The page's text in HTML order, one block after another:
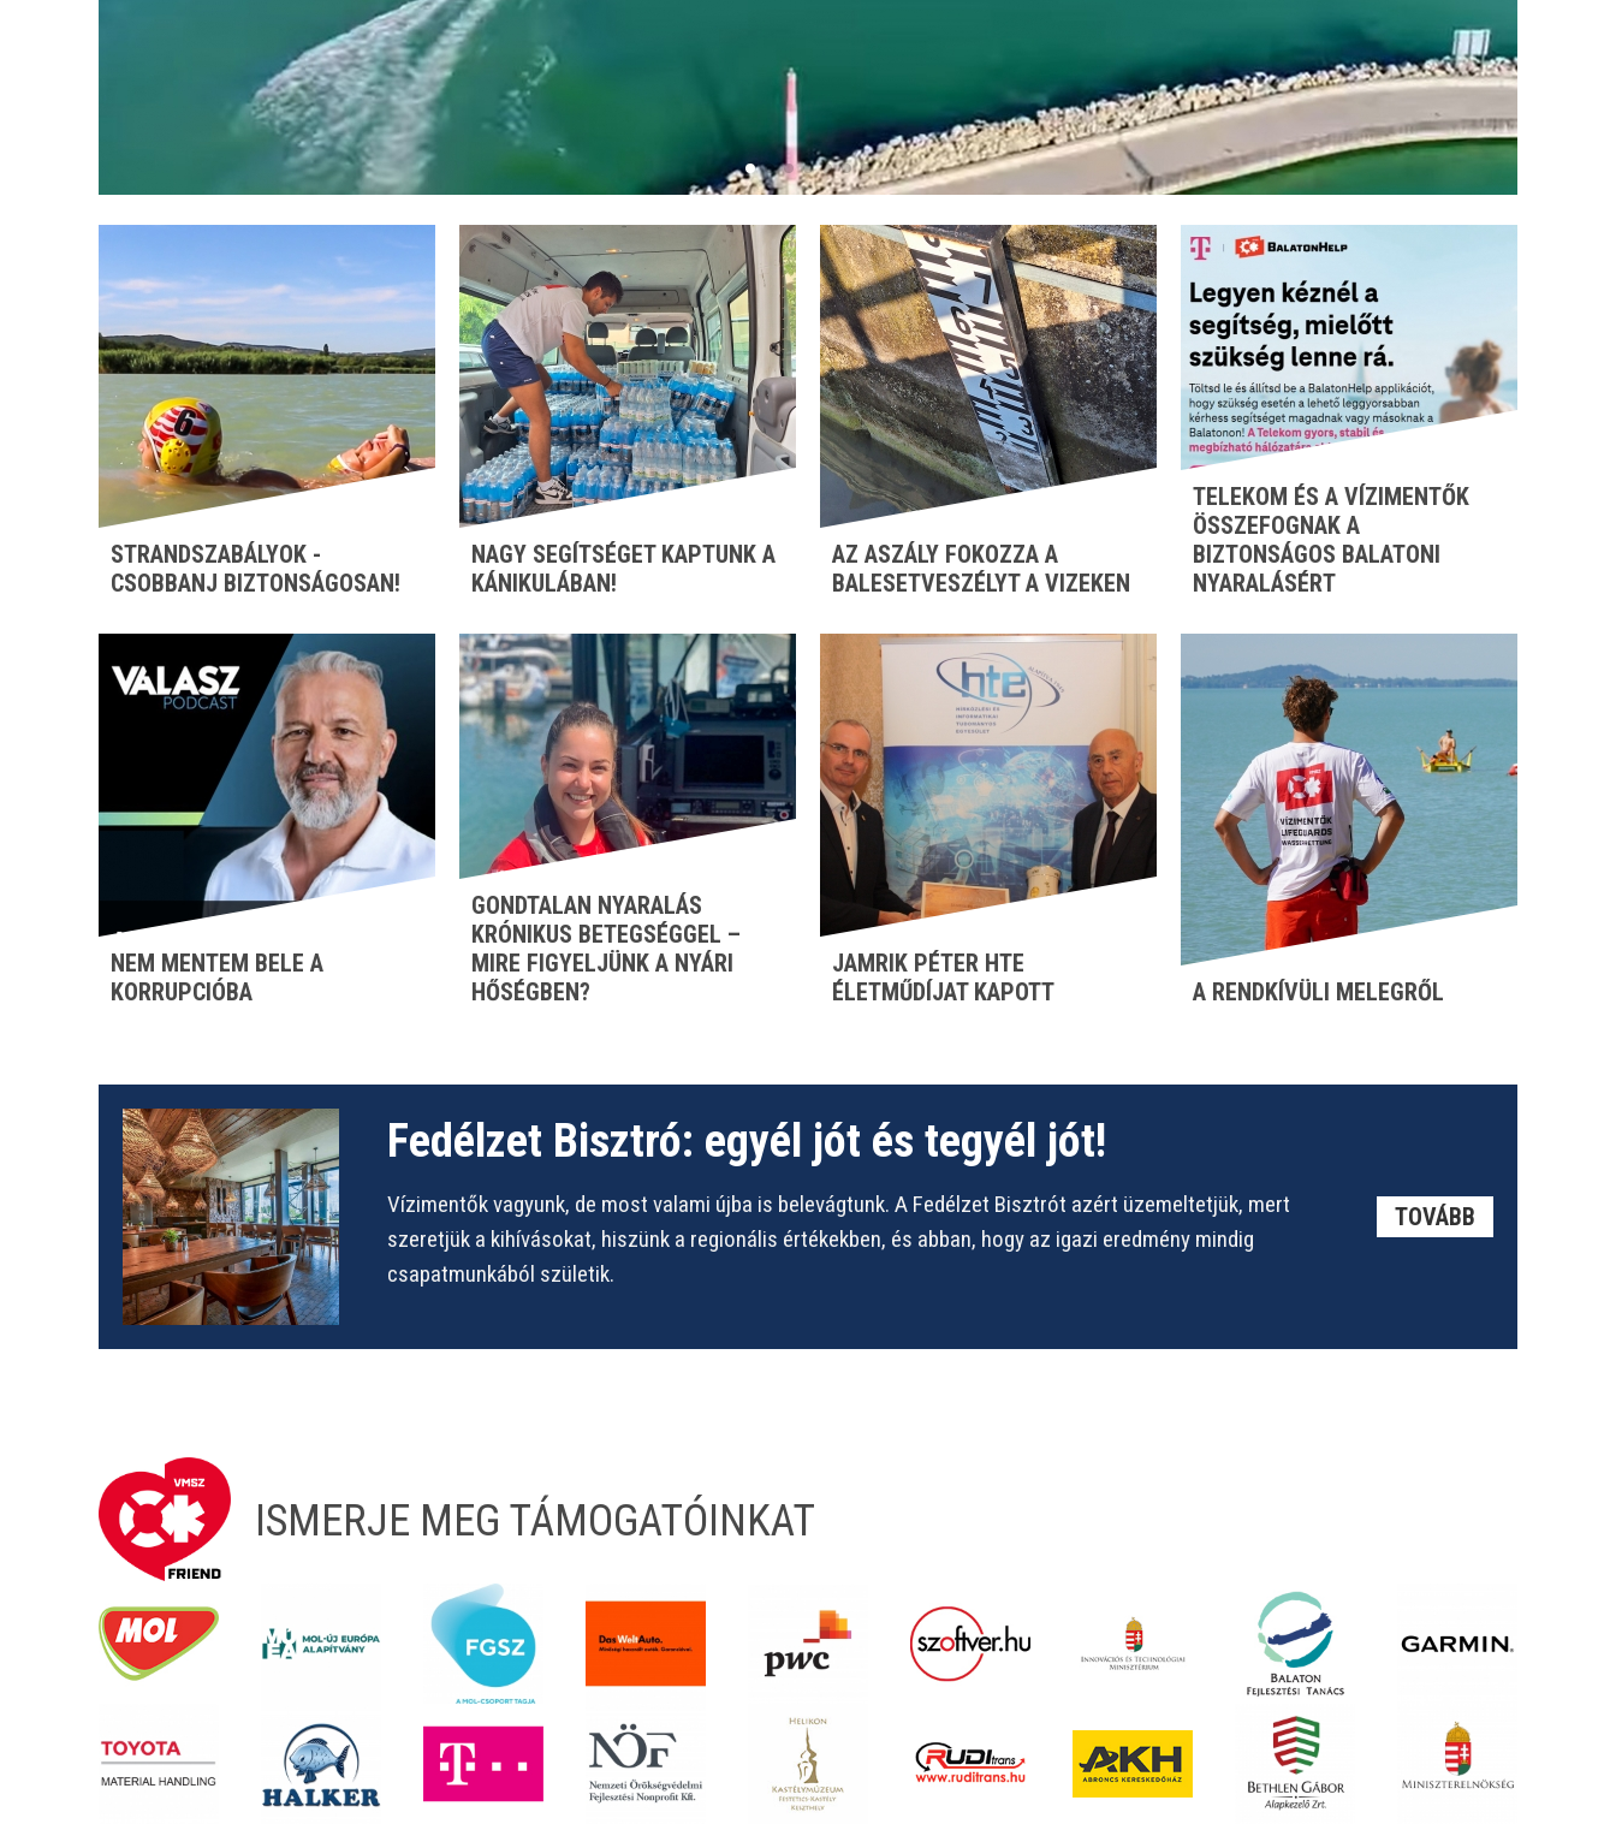
STRANDSZABÁLYOK -
CSOBBANJ BIZTONSÁGOSAN!
NAGY SEGÍTSÉGET KAPTUNK A
KÁNIKULÁBAN!
AZ ASZÁLY FOKOZZA A
BALESETVESZÉLYT A VIZEKEN
TELEKOM ÉS A VÍZIMENTŐK
ÖSSZEFOGNAK A
BIZTONSÁGOS BALATONI
NYARALÁSÉRT
NEM MENTEM BELE A
KORRUPCIÓBA
GONDTALAN NYARALÁS
KRÓNIKUS BETEGSÉGGEL –
MIRE FIGYELJÜNK A NYÁRI
HŐSÉGBEN?
JAMRIK PÉTER HTE
ÉLETMŰDÍJAT KAPOTT
A RENDKÍVÜLI MELEGRŐL
Fedélzet Bisztró: egyél jót és tegyél jót!
Vízimentők vagyunk, de most valami újba is belevágtunk. A Fedélzet Bisztrót azért üzemeltetjük, mert
szeretjük a kihívásokat, hiszünk a regionális értékekben, és abban, hogy az igazi eredmény mindig
csapatmunkából születik.
TOVÁBB
ISMERJE MEG TÁMOGATÓINKAT